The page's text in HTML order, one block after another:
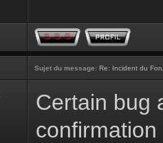
Sujet du message: Re: Incident du
Certain bug